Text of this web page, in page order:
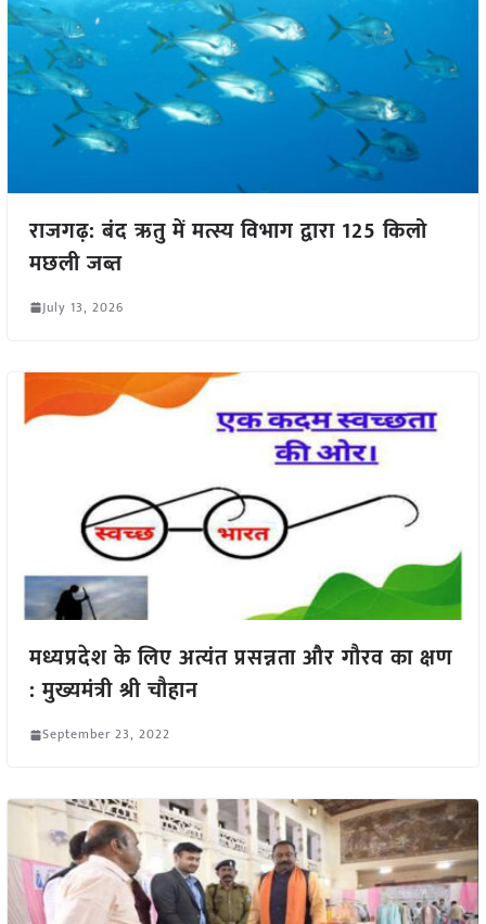
राजगढ़: बंद ऋतु में मत्स्य विभाग द्वारा 125 किलो
मछली जब्त
July 13, 2026
मध्यप्रदेश के लिए अत्यंत प्रसन्नता और गौरव का क्षण
: मुख्यमंत्री श्री चौहान
September 23, 2022